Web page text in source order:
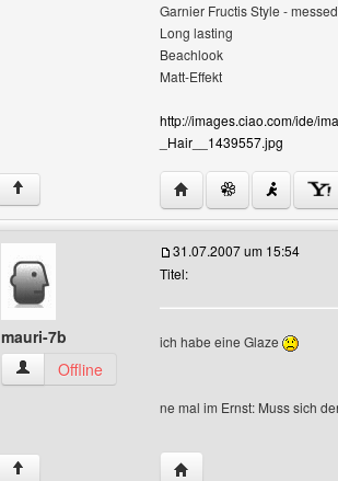
Garnier Fructis Style -
Long lasting
Beachlook
Matt-Effekt
http://images.ciao.com/ide/
_Hair__1439557.jpg
↑ Website dieses
mauri-7b
mauri-7b Benutzer-Profile anzeigen
Offline
31.07.2007 um 15:54
Titel:
ich habe eine Glaze
ne mal im Ernst: Muss sich
↑ Website dieses